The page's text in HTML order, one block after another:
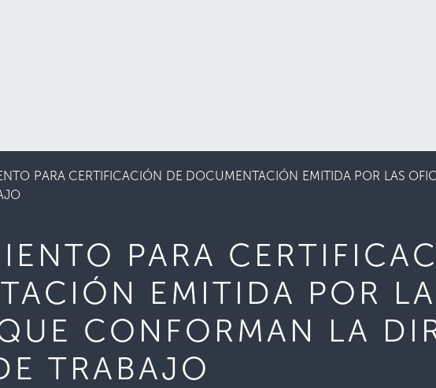
PARA CERTIFICACIÓN DE DOCUMENTACIÓN EMITIDA POR LAS
PARA
EMITIDA POR
CONFORMAN LA
TRABAJO